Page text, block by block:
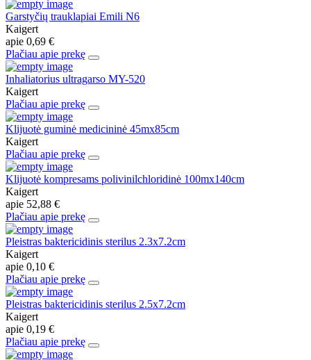
Garstyčių trauklapiai Emili N6
Kaigert
apie 0,69 €
Plačiau apie prekę
Inhaliatorius ultragarso MY-520
Kaigert
Plačiau apie prekę
Klijuotė guminė medicininė 45mx85cm
Kaigert
Plačiau apie prekę
Klijuotė kompresams polivinilchloridinė 100mx140cm
Kaigert
apie 52,88 €
Plačiau apie prekę
Pleistras baktericidinis sterilus 2.3x7.2cm
Kaigert
apie 0,10 €
Plačiau apie prekę
Pleistras baktericidinis sterilus 2.5x7.2cm
Kaigert
apie 0,19 €
Plačiau apie prekę